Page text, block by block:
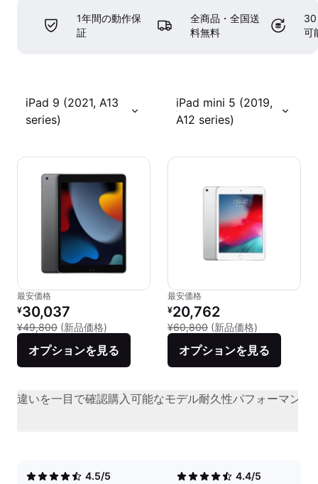
1年間の動作保
証
全商品・全国送
料無料
30
可
iPad 9 (2021, A13
series)
iPad mini 5 (2019,
A12 series)
最安価格
リファービッシュ品の価格：
¥30,037
¥49,800 (新品価格) 新品との比較：¥49,800
オプションを見る
最安価格
リファービッシュ品の価格：
¥20,762
¥60,800 (新品価格)
オプションを見る
違いを一目で確認購入可能なモデル耐久性パフォーマンス
4.5/5
4.4/5